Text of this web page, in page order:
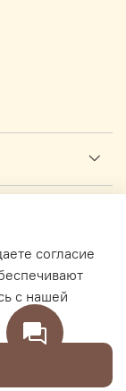
в 2017 году
согласие
с нашей